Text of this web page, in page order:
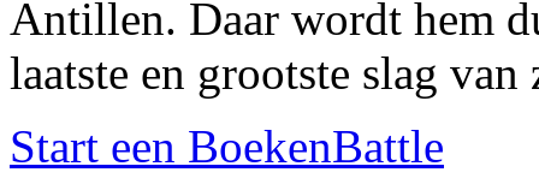
Antillen. Daar wordt hem
laatste en grootste slag
Start een BoekenBattle